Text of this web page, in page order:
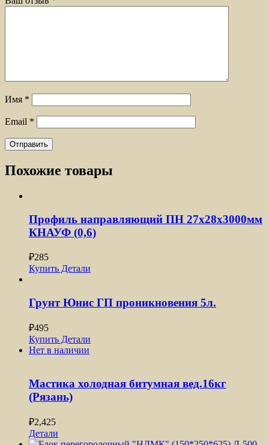
Имя *
Email *
Похожие товары
Профиль направляющий ПН 27x28x3000мм
КНАУФ (0,6)
₽285
Купить Детали
Грунт Юнис ГП проникновения 5л.
₽495
Купить Детали
Нет в наличии
Мастика холодная битумная вед.16кг
(Рязань)
₽2,425
Детали